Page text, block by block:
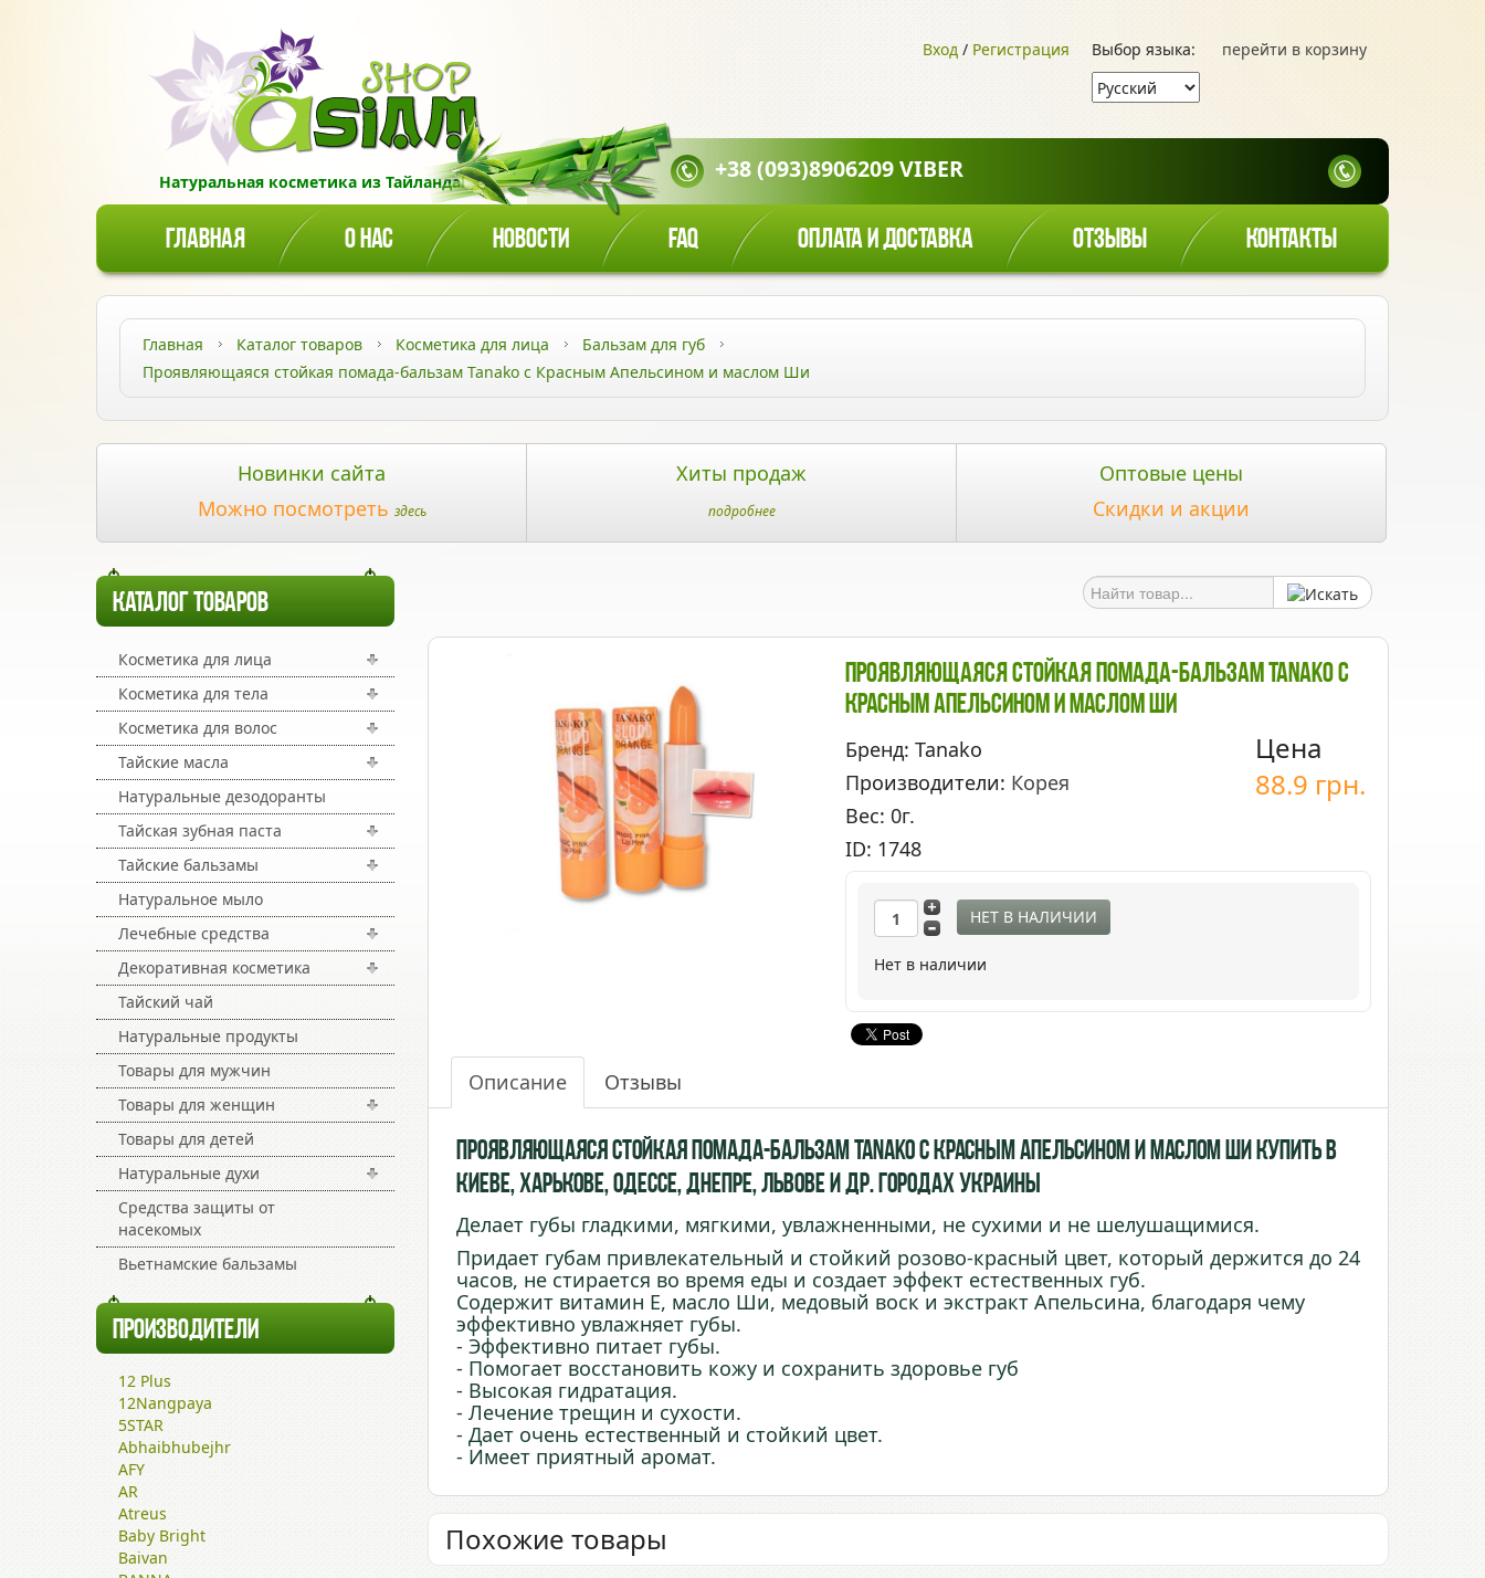
Натуральная косметика из Тайланда!
перейти в корзину
Выбор языка:
Вход / Регистрация
+38 (093)8906209 VIBER
ГЛАВНАЯ О НАС НОВОСТИ FAQ ОПЛАТА И ДОСТАВКА ОТЗЫВЫ КОНТАКТЫ
Главная Каталог товаров Косметика для лица
Бальзам для губ
Проявляющаяся стойкая помада-бальзам Tanako с Красным Апельсином и маслом Ши
Новинки сайта
Можно посмотреть здесь
Хиты продаж
подробнее
Оптовые цены
Скидки и акции
КАТАЛОГ ТОВАРОВ
Косметика для лица
Косметика для тела
Косметика для волос
Тайские масла
Натуральные дезодоранты
Тайская зубная паста
Тайские бальзамы
Натуральное мыло
Лечебные средства
Декоративная косметика
Тайский чай
Натуральные продукты
Товары для мужчин
Товары для женщин
Товары для детей
Натуральные духи
Средства защиты от
насекомых
Вьетнамские бальзамы
ПРОИЗВОДИТЕЛИ
12 Plus
12Nangpaya
5STAR
Abhaibhubejhr
AFY
AR
Atreus
Baby Bright
Baivan
Проявляющаяся Стойкая Помада-Бальзам Tanako С
Красным Апельсином И Маслом Ши
Бренд: Tanako
Производители: Корея
Вес: 0г.
ID: 1748
Цена
88.9 грн.
НЕТ В НАЛИЧИИ
Нет в наличии
Описание Отзывы
Проявляющаяся стойкая помада-бальзам Tanako с Красным Апельсином и маслом Ши купить в
Киеве, Харькове, Одессе, Днепре, Львове и др. городах Украины
Делает губы гладкими, мягкими, увлажненными, не сухими и не шелушащимися.
Придает губам привлекательный и стойкий розово-красный цвет, который держится до 24
часов, не стирается во время еды и создает эффект естественных губ.
Содержит витамин Е, масло Ши, медовый воск и экстракт Апельсина, благодаря чему
эффективно увлажняет губы.
- Эффективно питает губы.
- Помогает восстановить кожу и сохранить здоровье губ
- Высокая гидратация.
- Лечение трещин и сухости.
- Дает очень естественный и стойкий цвет.
- Имеет приятный аромат.
Похожие товары